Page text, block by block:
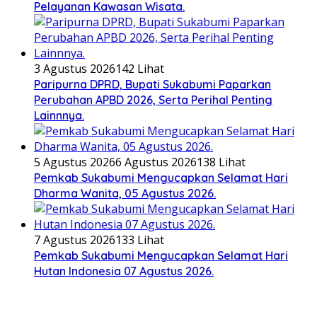
Pelayanan Kawasan Wisata.
3 Agustus 2026142 Lihat
Paripurna DPRD, Bupati Sukabumi Paparkan
Perubahan APBD 2026, Serta Perihal Penting
Lainnnya.
5 Agustus 20266 Agustus 2026138 Lihat
Pemkab Sukabumi Mengucapkan Selamat Hari
Dharma Wanita, 05 Agustus 2026.
7 Agustus 2026133 Lihat
Pemkab Sukabumi Mengucapkan Selamat Hari
Hutan Indonesia 07 Agustus 2026.